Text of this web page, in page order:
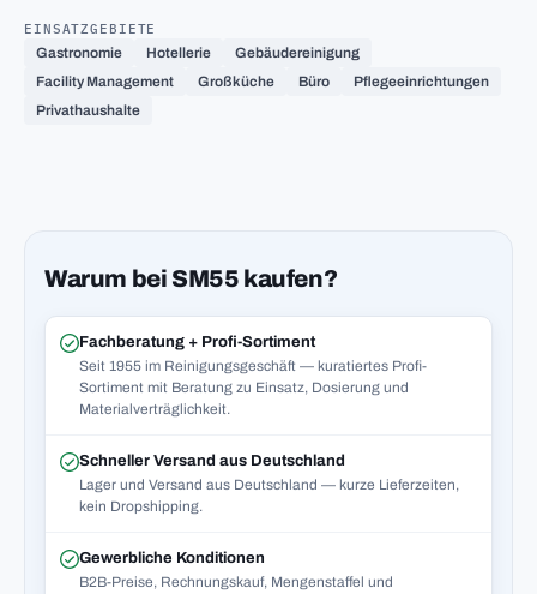
EINSATZGEBIETE
Gastronomie
Hotellerie
Gebäudereinigung
Facility Management
Großküche Büro
Pflegeeinrichtungen
Privathaushalte
Warum bei SM55 kaufen?
Fachberatung + Profi-Sortiment
Seit 1955 im Reinigungsgeschäft — kuratiertes Profi-
Sortiment mit Beratung zu Einsatz, Dosierung und
Materialverträglichkeit.
Schneller Versand aus Deutschland
Lager und Versand aus Deutschland — kurze Lieferzeiten,
kein Dropshipping.
Gewerbliche Konditionen
B2B-Preise, Rechnungskauf, Mengenstaffel und